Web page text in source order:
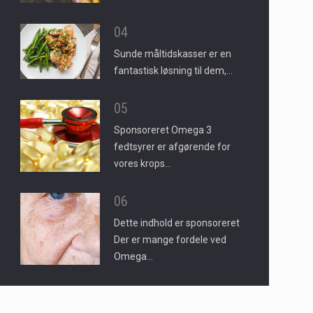
04
Sunde måltidskasser er en
fantastisk løsning til dem,…
05
Sponsoreret Omega 3
fedtsyrer er afgørende for
vores krops…
06
Dette indhold er sponsoreret
Der er mange fordele ved
Omega…